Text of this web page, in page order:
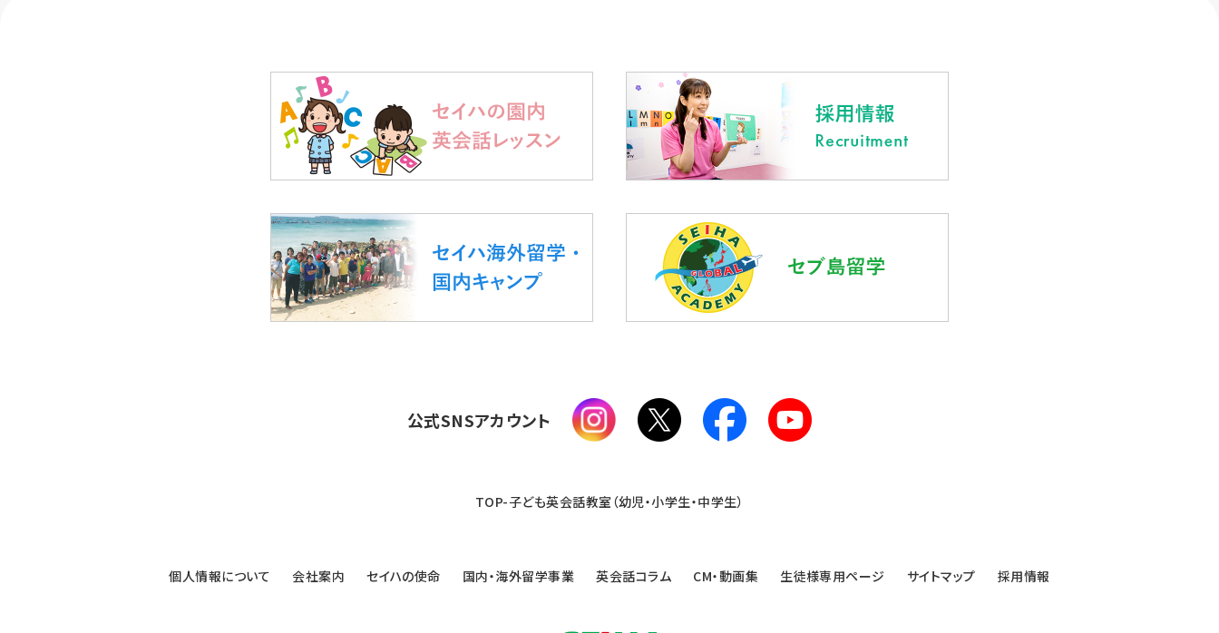
公式SNSアカウント
TOP-子ども英会話教室（幼児・小学生・中学生）
個人情報について 会社案内 セイハの使命 国内・海外留学事業 英会話コラム CM・動画集 生徒様専用ページ サイトマップ 採用情報